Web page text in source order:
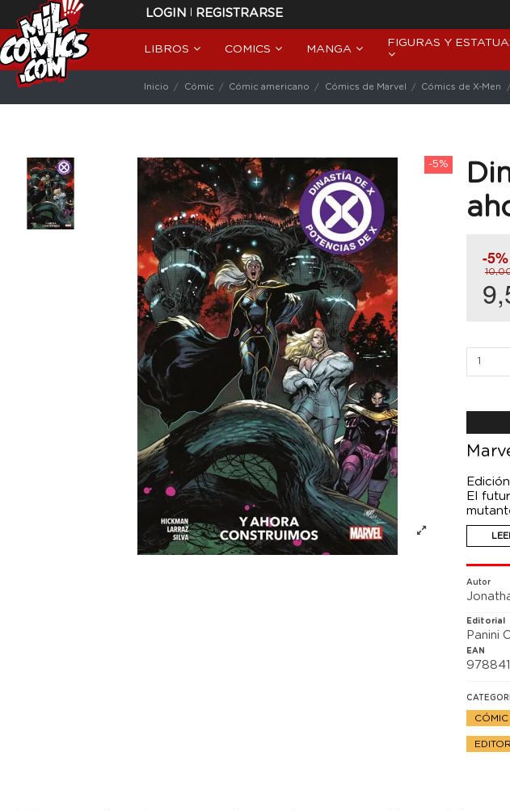
LOGIN | REGISTRARSE
LIBROS COMICS MANGA
FIGURAS Y
Inicio Cómic Cómic americano Cómics de Marvel Cómics de X-Men
-5%
-5%
El
Autor
Editorial
Panini
EAN
CÓMIC